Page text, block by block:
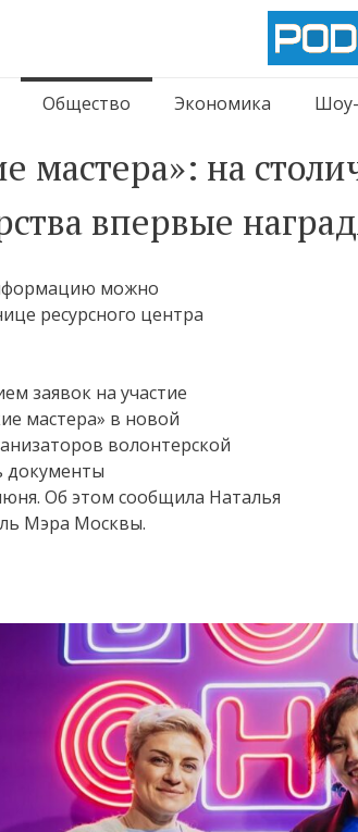
Общество Экономика
мастера»: на
впервые
можно
ресурсного центра
заявок на участие
мастера» в новой
волонтерской
документы
Об этом сообщила Наталья
Мэра Москвы.